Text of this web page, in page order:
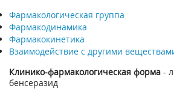
Фармакологическая группа
Фармакодинамика
Фармакокинетика
Взаимодействие с другими
Клинико-фармакологическая форма -
бенсеразид